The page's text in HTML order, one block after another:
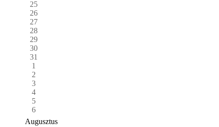
25
26
27
28
29
30
31
1
2
3
4
5
6
Augusztus